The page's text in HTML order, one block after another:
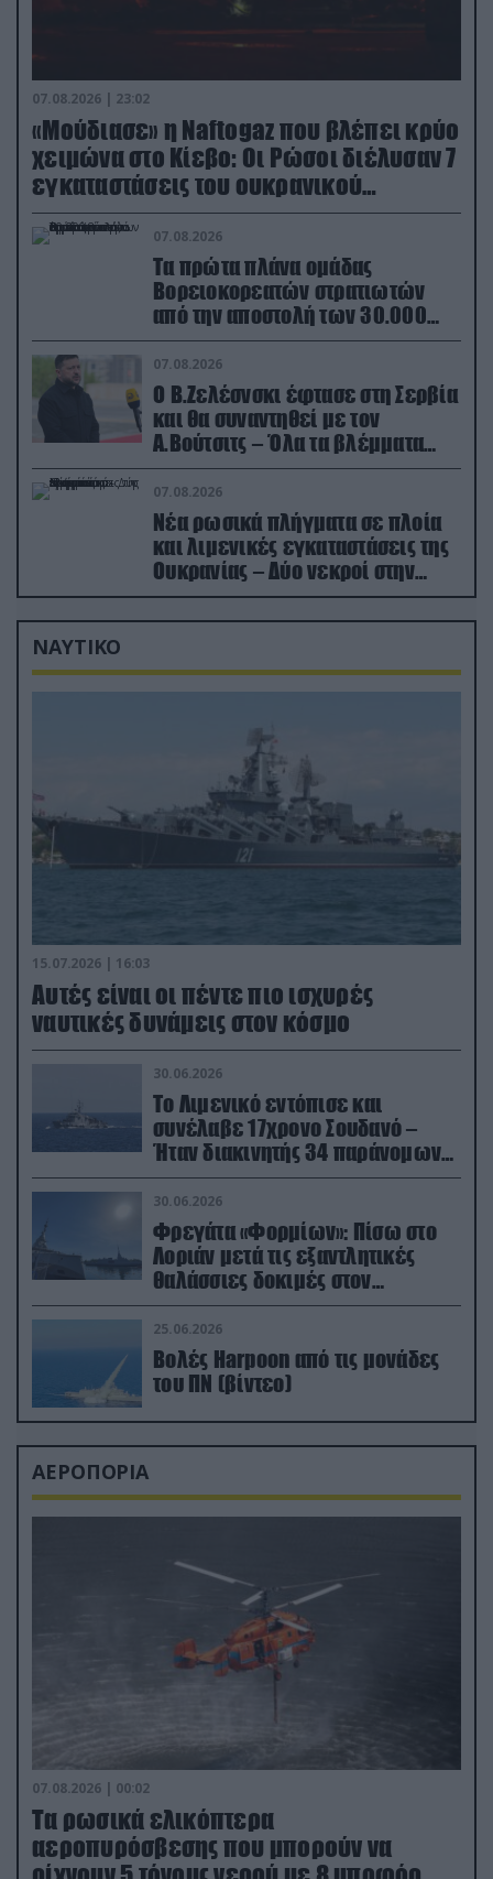
07.08.2026 | 23:02
«Μούδιασε» η Naftogaz που βλέπει κρύο
χειμώνα στο Κίεβο: Οι Ρώσοι διέλυσαν 7
εγκαταστάσεις του ουκρανικού
κολοσσού!
07.08.2026
Τα πρώτα πλάνα ομάδας
Βορειοκορεατών στρατιωτών
από την αποστολή των 30.000
που έφτασαν στη Ρωσία (βίντεο)
07.08.2026
Ο Β.Ζελέσνσκι έφτασε στη Σερβία
και θα συναντηθεί με τον
Α.Βούτσιτς – Όλα τα βλέμματα
στις σχέσεις με τη Ρωσία
07.08.2026
Νέα ρωσικά πλήγματα σε πλοία
και λιμενικές εγκαταστάσεις της
Ουκρανίας – Δύο νεκροί στην
Κριμαία
ΝΑΥΤΙΚΟ
15.07.2026 | 16:03
Aυτές είναι οι πέντε πιο ισχυρές
ναυτικές δυνάμεις στον κόσμο
30.06.2026
Το Λιμενικό εντόπισε και
συνέλαβε 17χρονο Σουδανό –
Ήταν διακινητής 34 παράνομων
μεταναστών
30.06.2026
Φρεγάτα «Φορμίων»: Πίσω στο
Λοριάν μετά τις εξαντλητικές
θαλάσσιες δοκιμές στον
απαιτητικό Βισκαϊκό
25.06.2026
Βολές Harpoon από τις μονάδες
του ΠΝ (βίντεο)
ΑΕΡΟΠΟΡΙΑ
07.08.2026 | 00:02
Τα ρωσικά ελικόπτερα
αεροπυρόσβεσης που μπορούν να